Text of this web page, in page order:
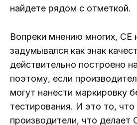
найдете рядом с отметкой.
Вопреки мнению многих, CE
задумывался как знак
действительно построено
поэтому, если
могут нанести маркировку
тестирования. И это то,
производители, что делает